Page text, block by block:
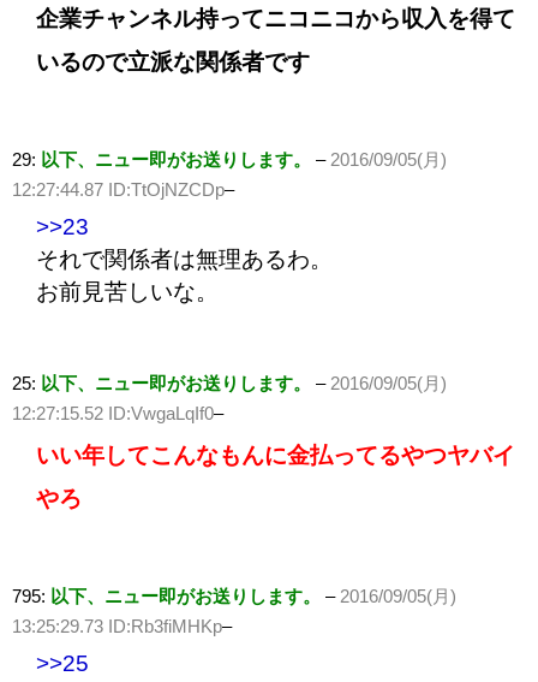
企業チャンネル持ってニコニコから収入を得て
いるので立派な関係者です
29: 以下、ニュー即がお送りします。 –2016/09/05(月)
12:27:44.87 ID:TtOjNZCDp–
>>23
それで関係者は無理あるわ。
お前見苦しいな。
25: 以下、ニュー即がお送りします。 –2016/09/05(月)
12:27:15.52 ID:VwgaLqIf0–
いい年してこんなもんに金払ってるやつヤバイ
やろ
795: 以下、ニュー即がお送りします。 –2016/09/05(月)
13:25:29.73 ID:Rb3fiMHKp–
>>25